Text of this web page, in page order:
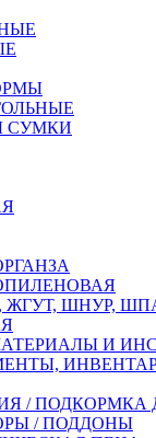
СУМКИ
ЖГУТ, ШНУР,
И
/ ПОДКОРМКА
/ ПОДДОНЫ